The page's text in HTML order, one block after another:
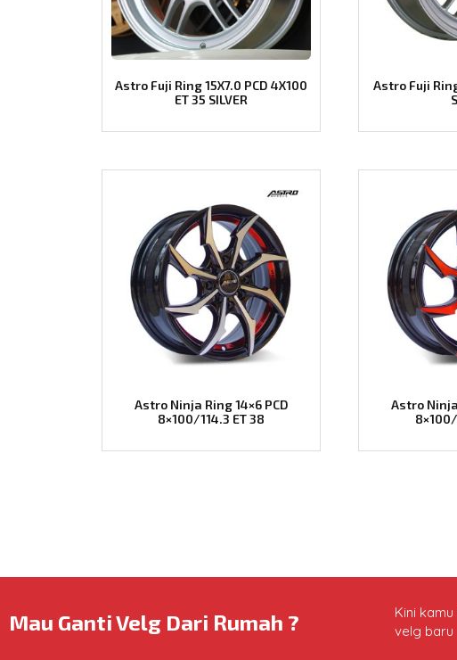
Astro Fuji Ring 15X7.0 PCD 4X100
ET 35 SILVER
Astro Fuji
Astro Ninja Ring 14×6 PCD
8×100/114.3 ET 38
Astro Ninja
8×100/
Mau Ganti Velg Dari Rumah ?
Kini
velg baru